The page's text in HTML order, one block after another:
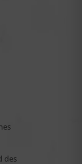
des